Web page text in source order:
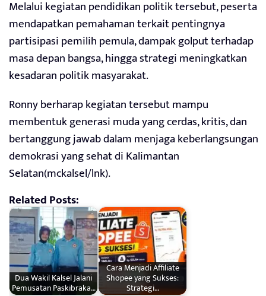
Melalui kegiatan pendidikan politik tersebut, peserta
mendapatkan pemahaman terkait pentingnya
partisipasi pemilih pemula, dampak golput terhadap
masa depan bangsa, hingga strategi meningkatkan
kesadaran politik masyarakat.
Ronny berharap kegiatan tersebut mampu
membentuk generasi muda yang cerdas, kritis, dan
bertanggung jawab dalam menjaga keberlangsungan
demokrasi yang sehat di Kalimantan
Selatan(mckalsel/lnk).
Related Posts:
Dua Wakil Kalsel Jalani
Pemusatan Paskibraka…
Cara Menjadi Affiliate
Shopee yang Sukses:
Strategi…